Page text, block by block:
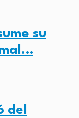
su
del